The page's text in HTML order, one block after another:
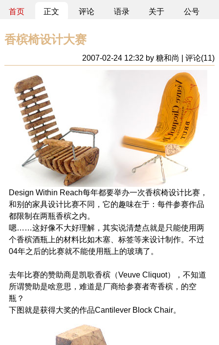
首页 正文 评论 语录 关于 公号
香槟椅设计大赛
2007-02-24 12:32 by 糖和尚 | 评论(11)
Design Within Reach每年都要举办一次香槟椅设计比赛，
和别的家具设计比赛不同，它的趣味在于：每件参赛作品
都限制在两瓶香槟之内。
嗯……这好像不大好理解，其实说清楚点就是只能使用两
个香槟酒瓶上的材料比如木塞、标签等来设计制作。不过
04年之后的比赛就不能使用瓶上的玻璃了。
去年比赛的赞助商是凯歌香槟（Veuve Cliquot），不知道
所谓赞助是啥意思，难道是厂商给参赛者寄香槟，的空
瓶？
下图就是获得大奖的作品Cantilever Block Chair。